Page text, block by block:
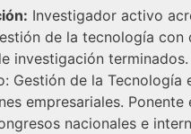
Investigador activo
de la tecnología con
investigación
Gestión de la Tecnología
empresariales. Ponente
nacionales e